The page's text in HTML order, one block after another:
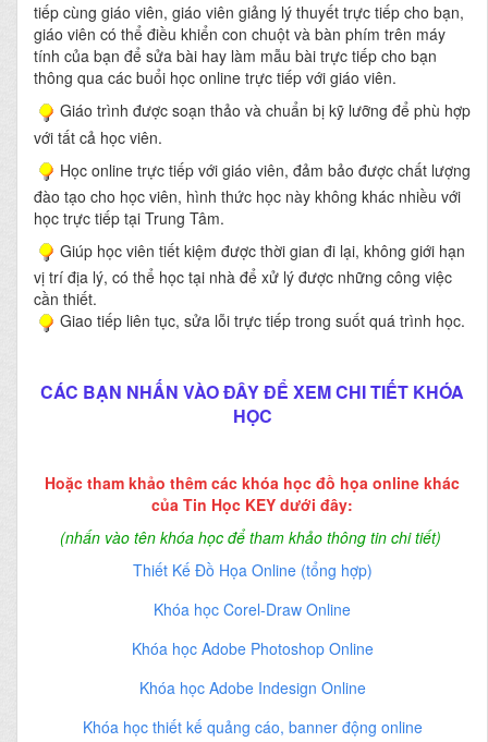
tiếp cùng giáo viên, giáo viên giảng lý thuyết trực tiếp cho bạn,
giáo viên có thể điều khiển con chuột và bàn phím trên máy
tính của bạn để sửa bài hay làm mẫu bài trực tiếp cho bạn
thông qua các buổi học online trực tiếp với giáo viên.
Giáo trình được soạn thảo và chuẩn bị kỹ lưỡng để phù hợp
với tất cả học viên.
Học online trực tiếp với giáo viên, đảm bảo được chất lượng
đào tạo cho học viên, hình thức học này không khác nhiều với
học trực tiếp tại Trung Tâm.
Giúp học viên tiết kiệm được thời gian đi lại, không giới hạn
vị trí địa lý, có thể học tại nhà để xử lý được những công việc
cần thiết.
Giao tiếp liên tục, sửa lỗi trực tiếp trong suốt quá trình học.
CÁC BẠN NHẤN VÀO ĐÂY ĐỂ XEM CHI TIẾT KHÓA
HỌC
Hoặc tham khảo thêm các khóa học đồ họa online khác
của Tin Học KEY dưới đây:
(nhấn vào tên khóa học để tham khảo thông tin chi tiết)
Thiết Kế Đồ Họa Online (tổng hợp)
Khóa học Corel-Draw Online
Khóa học Adobe Photoshop Online
Khóa học Adobe Indesign Online
Khóa học thiết kế quảng cáo, banner động online